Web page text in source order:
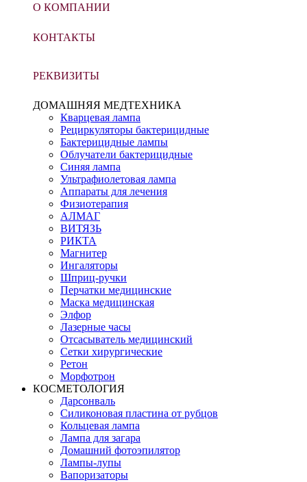
О КОМПАНИИ
КОНТАКТЫ
РЕКВИЗИТЫ
ДОМАШНЯЯ МЕДТЕХНИКА
Кварцевая лампа
Рециркуляторы бактерицидные
Бактерицидные лампы
Облучатели бактерицидные
Синяя лампа
Ультрафиолетовая лампа
Аппараты для лечения
Физиотерапия
АЛМАГ
ВИТЯЗЬ
РИКТА
Магнитер
Ингаляторы
Шприц-ручки
Перчатки медицинские
Маска медицинская
Элфор
Лазерные часы
Отсасыватель медицинский
Сетки хирургические
Ретон
Морфотрон
КОСМЕТОЛОГИЯ
Дарсонваль
Силиконовая пластина от рубцов
Кольцевая лампа
Лампа для загара
Домашний фотоэпилятор
Лампы-лупы
Вапоризаторы